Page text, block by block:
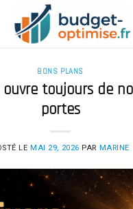
BONS PLANS
ouvre toujours de
portes
LEMAI 29, 2026 PAR MARINE